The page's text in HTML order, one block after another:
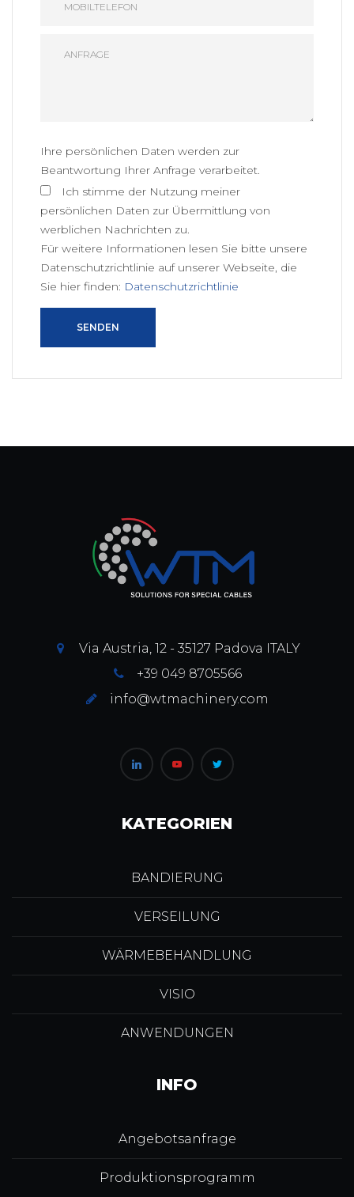
Ihre persönlichen Daten werden zur
Beantwortung Ihrer Anfrage verarbeitet.
Ich stimme der Nutzung meiner
persönlichen Daten zur Übermittlung von
werblichen Nachrichten zu.
Für weitere Informationen lesen Sie bitte unsere
Datenschutzrichtlinie auf unserer Webseite, die
Sie hier finden: Datenschutzrichtlinie
SENDEN
Via Austria, 12 - 35127 Padova ITALY
+39 049 8705566
info@wtmachinery.com
KATEGORIEN
BANDIERUNG
VERSEILUNG
WÄRMEBEHANDLUNG
VISIO
ANWENDUNGEN
INFO
Angebotsanfrage
Produktionsprogramm